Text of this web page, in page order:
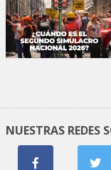
NUESTRAS REDES